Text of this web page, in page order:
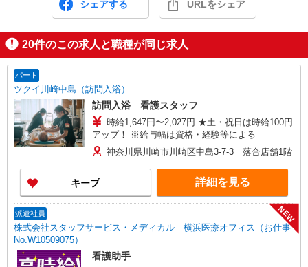
シェアする URLをシェア
20件のこの求人と職種が同じ求人
パート
ツクイ川崎中島（訪問入浴）
訪問入浴 看護スタッフ
時給1,647円〜2,027円 ★土・祝日は時給100円
アップ！ ※給与幅は資格・経験等による
神奈川県川崎市川崎区中島3-7-3 落合店舗1階
キープ 詳細を見る
派遣社員
株式会社スタッフサービス・メディカル 横浜医療オフィス（お仕事
No.W10509075）
NEW
看護助手